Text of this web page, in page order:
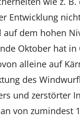
Entwicklung
dem hohen
Oktober hat
alleine auf
des
und zerstörter
von zumindest